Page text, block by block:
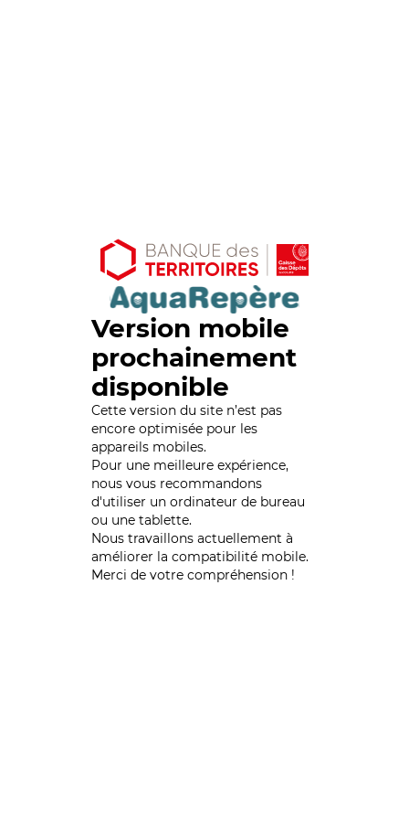
Version mobile
prochainement
disponible
Cette version du site n’est pas
encore optimisée pour les
appareils mobiles.
Pour une meilleure expérience,
nous vous recommandons
d'utiliser un ordinateur de bureau
ou une tablette.
Nous travaillons actuellement à
améliorer la compatibilité mobile.
Merci de votre compréhension !